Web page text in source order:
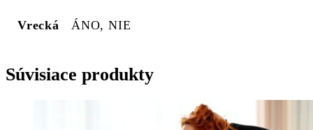
Vrecká ÁNO, NIE
Súvisiace produkty